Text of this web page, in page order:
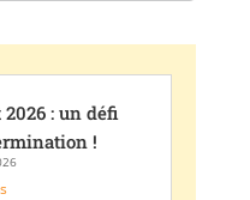
: un défi
!